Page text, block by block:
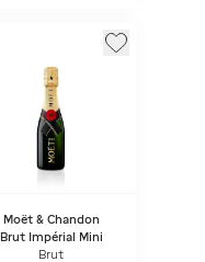
Moët & Chandon
Brut Impérial Mini
Brut